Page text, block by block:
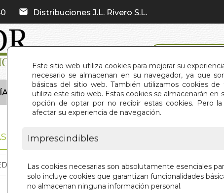
Este sitio web utiliza cookies para mejorar su
necesario se almacenan en su navegador, ya que
básicas del sitio web. También utilizamos cookies
utiliza este sitio web. Estas cookies se almacenarán
opción de optar por no recibir estas cookies. Pero
afectar su experiencia de navegación.
Imprescindibles
Las cookies necesarias son absolutamente esenciales
solo incluye cookies que garantizan funcionalidades
no almacenan ninguna información personal.
Distribuciones J.L. Rivero S.L.
INICIO